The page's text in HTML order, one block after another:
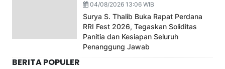
04/08/2026 13:06 WIB
Surya S. Thalib Buka Rapat Perdana
RRI Fest 2026, Tegaskan Soliditas
Panitia dan Kesiapan Seluruh
Penanggung Jawab
BERITA POPULER